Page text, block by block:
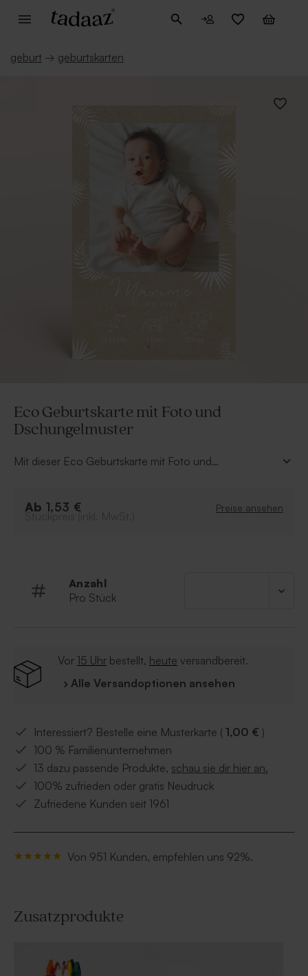
geburt → geburtskarten
Eco Geburtskarte mit Foto und
Dschungelmuster
Mit dieser Eco Geburtskarte mit Foto und
deinen Wünschen über unseren Online-Editor und lass
Ab 1,53 € Preise ansehen
Anzahl
Pro Stück
Vor 15 Uhr bestellt, heute versandbereit.
› Alle Versandoptionen ansehen
Interessiert? Bestelle eine Musterkarte ( 1,00 € )
100 % Familienunternehmen
13 dazu passende Produkte, schau sie dir hier an.
100% zufrieden oder gratis Neudruck
Zufriedene Kunden seit 1961
Von 951 Kunden, empfehlen uns 92%.
Zusatzprodukte